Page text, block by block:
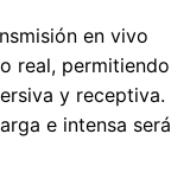
en vivo
real, permitiendo
y receptiva.
e intensa será